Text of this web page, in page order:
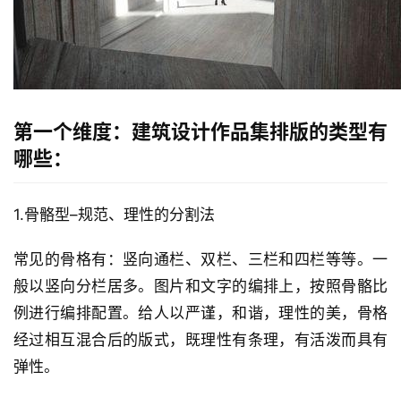
第一个维度：建筑设计作品集排版的类型有
哪些：
1.骨骼型–规范、理性的分割法
常见的骨格有：竖向通栏、双栏、三栏和四栏等等。一
般以竖向分栏居多。图片和文字的编排上，按照骨骼比
例进行编排配置。给人以严谨，和谐，理性的美，骨格
经过相互混合后的版式，既理性有条理，有活泼而具有
弹性。